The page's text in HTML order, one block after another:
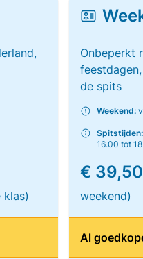
klas)
Onbeperkt
de spits
Weekend:
Spitstijden:
16.00 tot
€
weekend)
Al